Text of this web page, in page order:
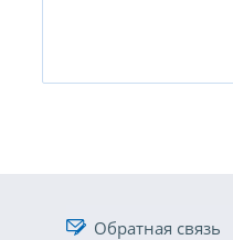
Обратная связь